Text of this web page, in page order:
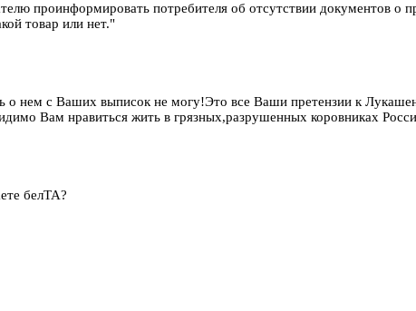
проинформировать потребителя об отсутствии документов о
товар или нет."
о нем с Ваших выписок не могу!Это все Ваши претензии к
Вам нравиться жить в грязных,разрушенных коровниках
белТА?